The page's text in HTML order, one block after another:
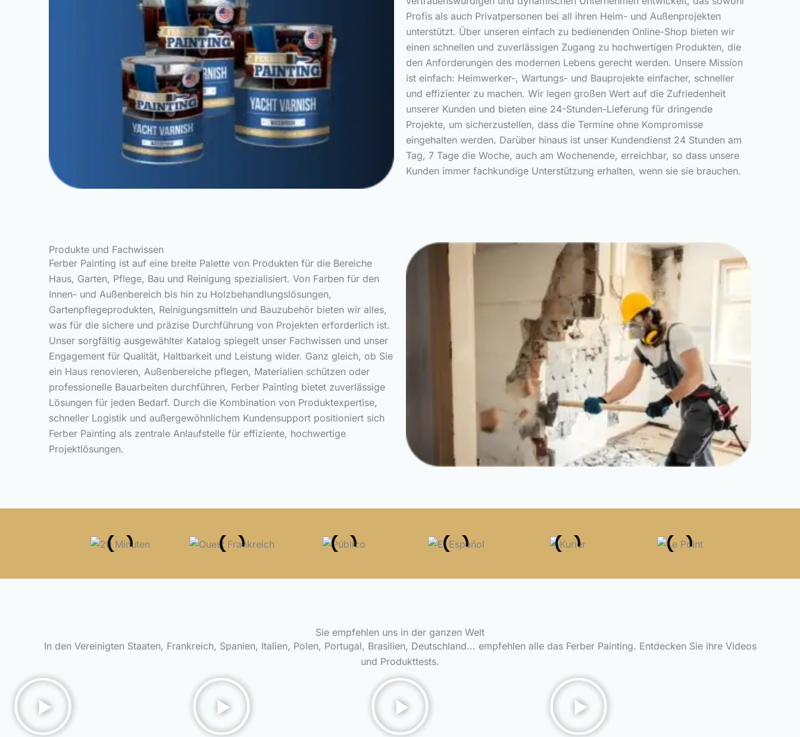
Profis als auch Privatpersonen bei all ihren Heim- und Außenprojekten
unterstützt. Über unseren einfach zu bedienenden Online-Shop bieten wir
einen schnellen und zuverlässigen Zugang zu hochwertigen Produkten, die
den Anforderungen des modernen Lebens gerecht werden. Unsere Mission
ist einfach: Heimwerker-, Wartungs- und Bauprojekte einfacher, schneller
und effizienter zu machen. Wir legen großen Wert auf die Zufriedenheit
unserer Kunden und bieten eine 24-Stunden-Lieferung für dringende
Projekte, um sicherzustellen, dass die Termine ohne Kompromisse
eingehalten werden. Darüber hinaus ist unser Kundendienst 24 Stunden am
Tag, 7 Tage die Woche, auch am Wochenende, erreichbar, so dass unsere
Kunden immer fachkundige Unterstützung erhalten, wenn sie sie brauchen.
Produkte und Fachwissen
Ferber Painting ist auf eine breite Palette von Produkten für die Bereiche
Haus, Garten, Pflege, Bau und Reinigung spezialisiert. Von Farben für den
Innen- und Außenbereich bis hin zu Holzbehandlungslösungen,
Gartenpflegeprodukten, Reinigungsmitteln und Bauzubehör bieten wir alles,
was für die sichere und präzise Durchführung von Projekten erforderlich ist.
Unser sorgfältig ausgewählter Katalog spiegelt unser Fachwissen und unser
Engagement für Qualität, Haltbarkeit und Leistung wider. Ganz gleich, ob Sie
ein Haus renovieren, Außenbereiche pflegen, Materialien schützen oder
professionelle Bauarbeiten durchführen, Ferber Painting bietet zuverlässige
Lösungen für jeden Bedarf. Durch die Kombination von Produktexpertise,
schneller Logistik und außergewöhnlichem Kundensupport positioniert sich
Ferber Painting als zentrale Anlaufstelle für effiziente, hochwertige
Projektlösungen.
Sie empfehlen uns in der ganzen Welt
In den Vereinigten Staaten, Frankreich, Spanien, Italien, Polen, Portugal, Brasilien, Deutschland... empfehlen alle das Ferber Painting. Entdecken Sie ihre Videos
und Produkttests.